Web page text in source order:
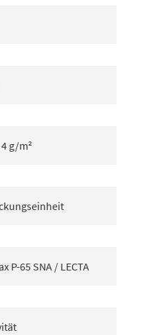
g/m²
P-65 SNA / LECTA